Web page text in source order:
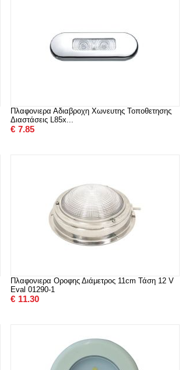
Πλαφονιερα Αδιαβροχη Χωνευτης Τοποθετησης
Διαστάσεις L85x...
€ 7.85
Πλαφονιερα Οροφης Διάμετρος 11cm Τάση 12 V
Eval 01290-1
€ 11.30